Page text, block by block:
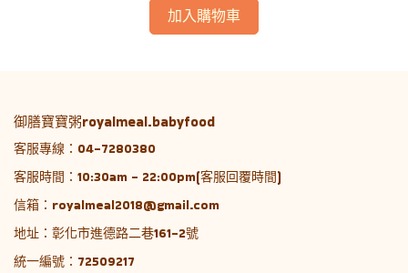
加入購物車
御膳寶寶粥royalmeal.babyfood
客服專線：04-7280380
客服時間：10:30am - 22:00pm(客服回覆時間)
信箱：royalmeal2018@gmail.com
地址：彰化市進德路二巷161-2號
統一編號：72509217